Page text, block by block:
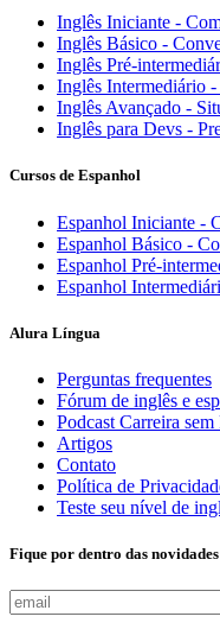
Inglês Iniciante -
Inglês Básico -
Inglês Pré-
Inglês Intermediário -
Inglês Avançado -
Inglês para Devs -
Cursos de Espanhol
Espanhol Iniciante -
Espanhol Básico -
Espanhol Pré-
Espanhol
Alura Língua
Perguntas frequentes
Fórum de inglês e
Podcast Carreira sem
Artigos
Contato
Política de
Teste seu nível de
Fique por dentro das